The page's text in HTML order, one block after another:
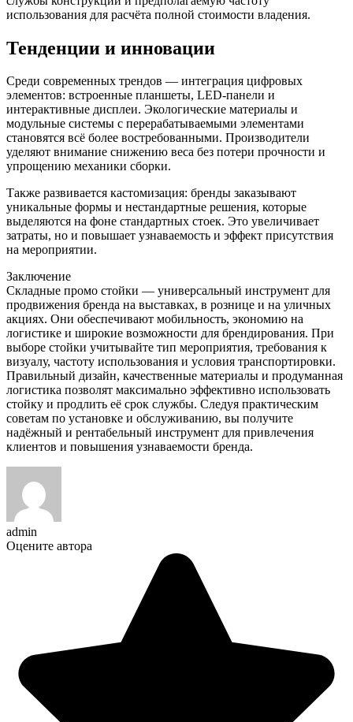
использования для расчёта полной стоимости владения.
Тенденции и инновации
Среди современных трендов — интеграция цифровых
элементов: встроенные планшеты, LED-панели и
интерактивные дисплеи. Экологические материалы и
модульные системы с перерабатываемыми элементами
становятся всё более востребованными. Производители
уделяют внимание снижению веса без потери прочности и
упрощению механики сборки.
Также развивается кастомизация: бренды заказывают
уникальные формы и нестандартные решения, которые
выделяются на фоне стандартных стоек. Это увеличивает
затраты, но и повышает узнаваемость и эффект присутствия
на мероприятии.
Заключение
Складные промо стойки — универсальный инструмент для
продвижения бренда на выставках, в рознице и на уличных
акциях. Они обеспечивают мобильность, экономию на
логистике и широкие возможности для брендирования. При
выборе стойки учитывайте тип мероприятия, требования к
визуалу, частоту использования и условия транспортировки.
Правильный дизайн, качественные материалы и продуманная
логистика позволят максимально эффективно использовать
стойку и продлить её срок службы. Следуя практическим
советам по установке и обслуживанию, вы получите
надёжный и рентабельный инструмент для привлечения
клиентов и повышения узнаваемости бренда.
admin
Оцените автора